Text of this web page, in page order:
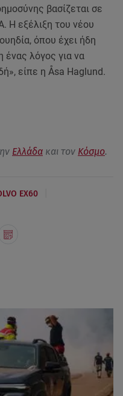
βασίζεται σε
Η εξέλιξη του νέου
όπου έχει ήδη
ένας λόγος για να
είπε η Åsa Haglund.
Ελλάδα και τον Κόσμο.
EX60